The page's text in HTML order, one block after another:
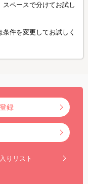
ペースで分けてお試し
件を変更してお試しく
録
りリスト